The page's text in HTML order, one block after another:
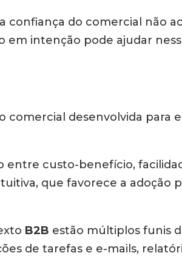
confiança do comercial não
em intenção pode ajudar
comercial desenvolvida para
entre custo-benefício,
que favorece a adoção
B2B estão múltiplos funis
de tarefas e e-mails,